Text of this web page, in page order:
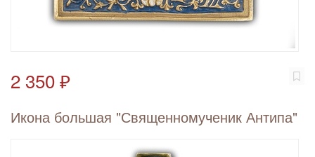
2 350 ₽
Икона большая "Священномученик Антипа"